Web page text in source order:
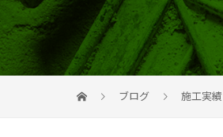
ブログ 施工実績